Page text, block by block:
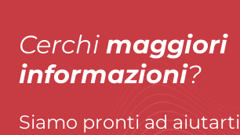
Cerchi maggiori
informazioni?
Siamo pronti ad aiutarti